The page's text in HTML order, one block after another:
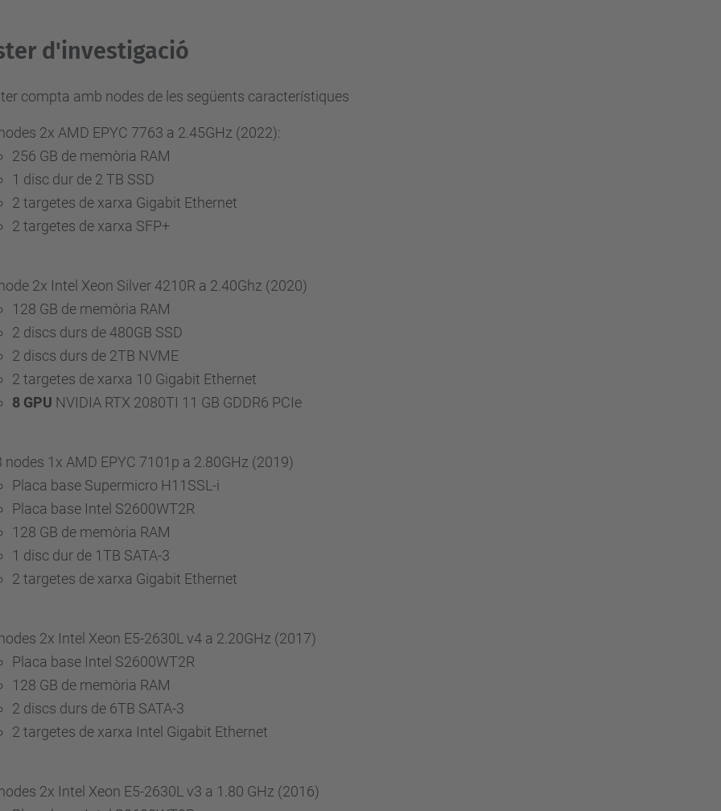
d'investigació
compta amb nodes de les següents característiques
2x AMD EPYC 7763 a 2.45GHz (2022):
256 GB de memòria RAM
1 disc dur de 2 TB SSD
2 targetes de xarxa Gigabit Ethernet
2 targetes de xarxa SFP+
2x Intel Xeon Silver 4210R a 2.40Ghz (2020)
128 GB de memòria RAM
2 discs durs de 480GB SSD
2 discs durs de 2TB NVME
2 targetes de xarxa 10 Gigabit Ethernet
8 GPU NVIDIA RTX 2080TI 11 GB GDDR6 PCIe
nodes 1x AMD EPYC 7101p a 2.80GHz (2019)
Placa base Supermicro H11SSL-i
Placa base Intel S2600WT2R
128 GB de memòria RAM
1 disc dur de 1TB SATA-3
2 targetes de xarxa Gigabit Ethernet
2x Intel Xeon E5-2630L v4 a 2.20GHz (2017)
Placa base Intel S2600WT2R
128 GB de memòria RAM
2 discs durs de 6TB SATA-3
2 targetes de xarxa Intel Gigabit Ethernet
2x Intel Xeon E5-2630L v3 a 1.80 GHz (2016)